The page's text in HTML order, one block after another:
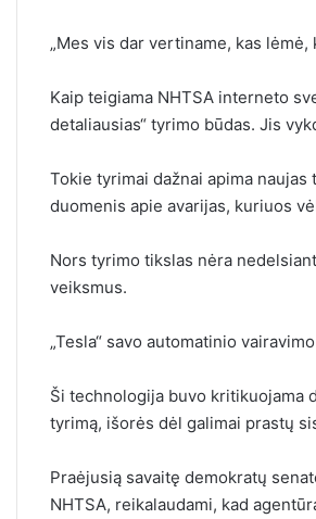
„Mes vis dar vertiname, kas
Kaip teigiama NHTSA interneto
detaliausias“ tyrimo būdas. Jis
Tokie tyrimai dažnai apima
duomenis apie avarijas, kuriuos
Nors tyrimo tikslas nėra
veiksmus.
„Tesla“ savo automatinio
Ši technologija buvo kritikuojama
tyrimą, išorės dėl galimai prastų
Praėjusią savaitę demokratų
NHTSA, reikalaudami, kad